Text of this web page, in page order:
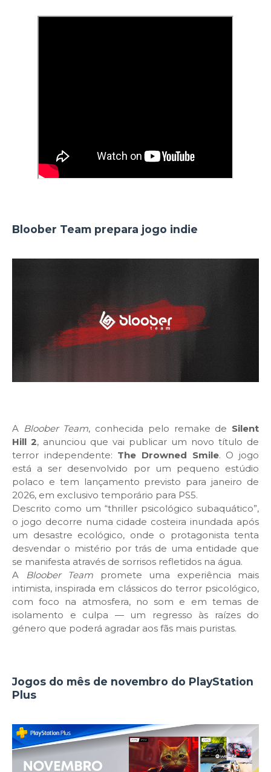
Bloober Team prepara jogo indie
A Bloober Team, conhecida pelo remake de Silent
Hill 2, anunciou que vai publicar um novo título de
terror independente: The Drowned Smile. O jogo
está a ser desenvolvido por um pequeno estúdio
polaco e tem lançamento previsto para janeiro de
2026, em exclusivo temporário para PS5.
Descrito como um “thriller psicológico subaquático”,
o jogo decorre numa cidade costeira inundada após
um desastre ecológico, onde o protagonista tenta
desvendar o mistério por trás de uma entidade que
se manifesta através de sorrisos refletidos na água.
A Bloober Team promete uma experiência mais
intimista, inspirada em clássicos do terror psicológico,
com foco na atmosfera, no som e em temas de
isolamento e culpa — um regresso às raízes do
género que poderá agradar aos fãs mais puristas.
Jogos do mês de novembro do PlayStation
Plus